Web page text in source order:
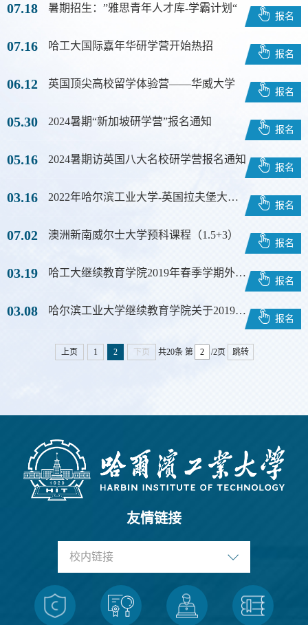
07.18 暑期招生：”雅思青年人才库-学霸计划“
报名
07.16 哈工大国际嘉年华研学营开始热招
报名
06.12 英国顶尖高校留学体验营——华威大学
报名
05.30 2024暑期“新加坡研学营”报名通知
报名
05.16 2024暑期访英国八大名校研学营报名通知
报名
03.16 2022年哈尔滨工业大学-英国拉夫堡大学硕士奖学金项目（工科方向）招生简章
报名
07.02 澳洲新南威尔士大学预科课程（1.5+3）
报名
03.19 哈工大继续教育学院2019年春季学期外语培训招生
报名
03.08 哈尔滨工业大学继续教育学院关于2019年ACCA菁英班招生的通知
报名
上页 1 2 下页 共20条 第 /2页 跳转
友情链接
校内链接